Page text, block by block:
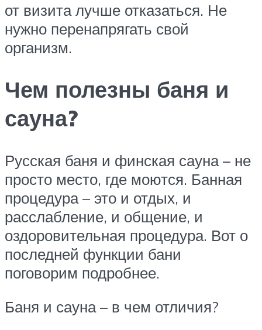
от визита лучше отказаться. Не
нужно перенапрягать свой
организм.
Чем полезны баня и
сауна?
Русская баня и финская сауна – не
просто место, где моются. Банная
процедура – это и отдых, и
расслабление, и общение, и
оздоровительная процедура. Вот о
последней функции бани
поговорим подробнее.
Баня и сауна – в чем отличия?